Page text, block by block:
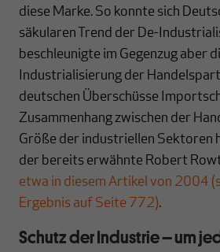
diese Marke. So konnte sich
säkularen Trend der De-
beschleunigte im Gegenzug aber
Industrialisierung der
deutschen Überschüsse
Zusammenhang zwischen der
Größe der industriellen Sektoren
der bereits erwähnte Robert
etwa in diesem Artikel von 2004
Ergebnis auf Seite 772).
Schutz der Industrie – um